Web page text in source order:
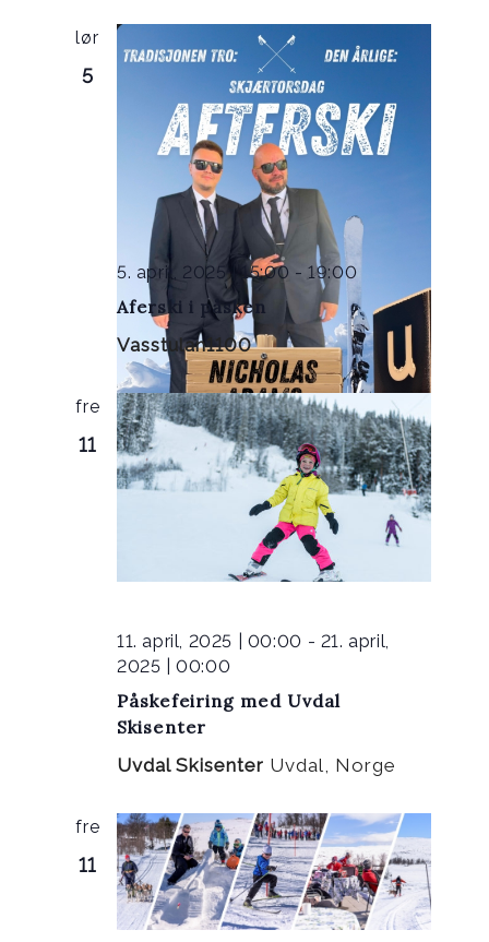
lør
5
Aferski i påsken
5. april, 2025 | 15:00 -19:00
Vasstulan1100
fre
11
Påskefeiring med Uvdal
Skisenter
11. april, 2025 | 00:00 - 21. april,
2025 | 00:00
Uvdal Skisenter Uvdal, Norge
fre
11